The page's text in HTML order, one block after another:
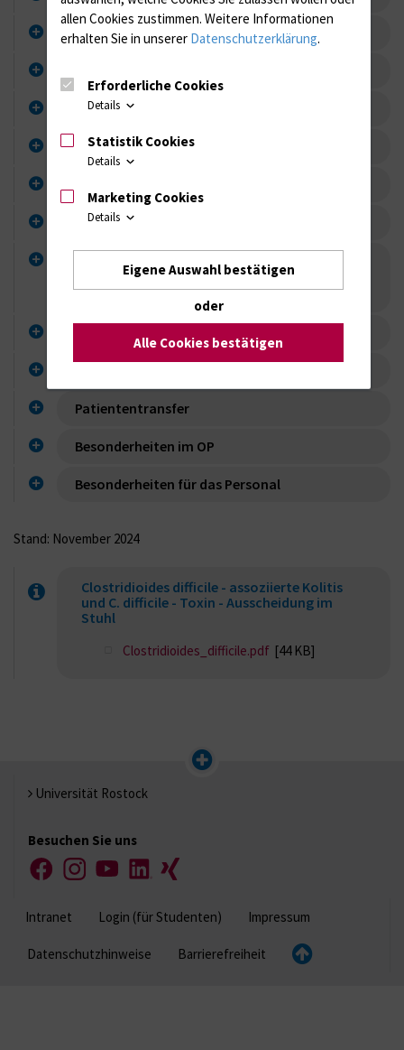
Händedesinfektion
Schutzkittel
Mund–Nasen-Schutz/Schutzbrille
Geschirr
Untersuchungsgeräte u.- Hilfsmittel
(Medizinprodukte)
Patiententransfer
Besonderheiten im OP
Besonderheiten für das Personal
Stand: November 2024
Clostridioides difficile - assoziierte Kolitis
und C. difficile - Toxin - Ausscheidung im
Stuhl
Clostridioides_difficile.pdf [44 KB]
Universität Rostock
Besuchen Sie uns
FacebookInstagramYouTubeLinkedIn
Xing
Intranet Login (für Studenten) Impressum
Datenschutzhinweise Barrierefreiheit
allen Cookies zustimmen. Weitere Informationen
erhalten Sie in unserer Datenschutzerklärung.
Erforderliche Cookies
Details
Statistik Cookies
Details
Marketing Cookies
Details
Eigene Auswahl bestätigen
oder
Alle Cookies bestätigen